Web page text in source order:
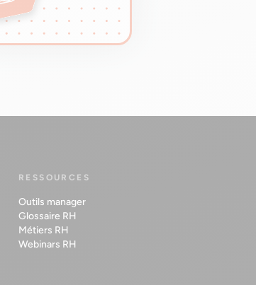
RESSOURCES
Outils manager
Glossaire RH
Métiers RH
Webinars RH